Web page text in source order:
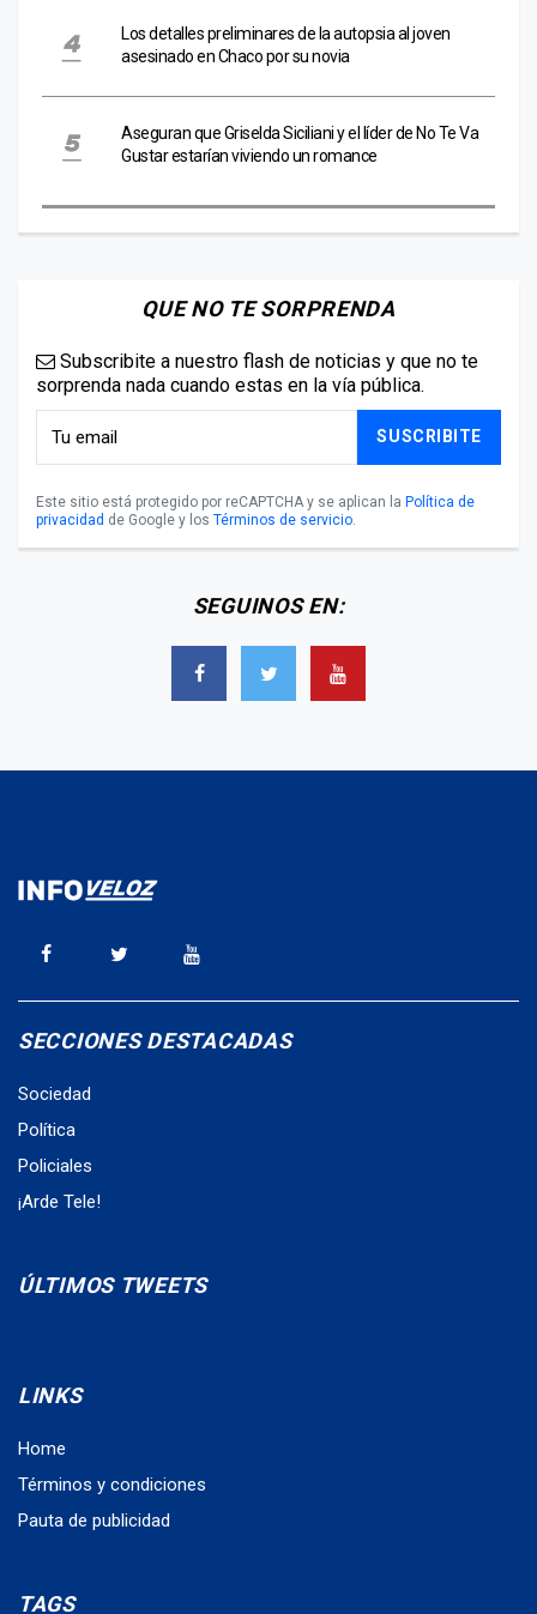
Los detalles preliminares de la autopsia al joven
asesinado en Chaco por su novia
Aseguran que Griselda Siciliani y el líder de No Te Va
Gustar estarían viviendo un romance
QUE NO TE SORPRENDA
Subscribite a nuestro flash de noticias y que no te
sorprenda nada cuando estas en la vía pública.
SUSCRIBITE
Este sitio está protegido por reCAPTCHA y se aplican la Política de
privacidad de Google y los Términos de servicio.
SEGUINOS EN:
SECCIONES DESTACADAS
Sociedad
Política
Policiales
¡Arde Tele!
ÚLTIMOS TWEETS
LINKS
Home
Términos y condiciones
Pauta de publicidad
TAGS